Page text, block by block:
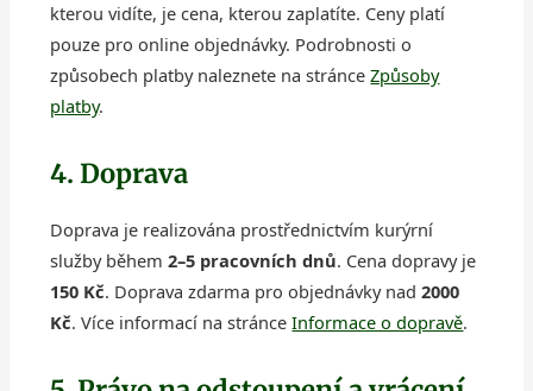
kterou vidíte, je cena, kterou zaplatíte. Ceny platí
pouze pro online objednávky. Podrobnosti o
způsobech platby naleznete na stránceZpůsoby
platby.
4. Doprava
Doprava je realizována prostřednictvím kurýrní
služby během2–5 pracovních dnů. Cena dopravy je
150 Kč. Doprava zdarma pro objednávky nad2000
Kč. Více informací na stránceInformace o dopravě.